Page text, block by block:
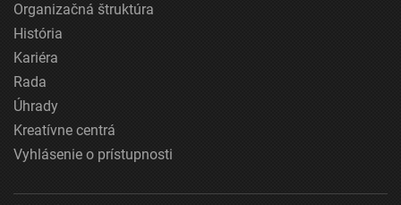
Organizačná štruktúra
História
Kariéra
Rada
Úhrady
Kreatívne centrá
Vyhlásenie o prístupnosti